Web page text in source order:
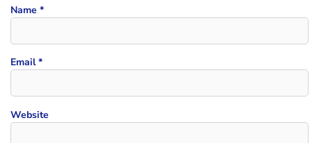
Name *
Email*
Website